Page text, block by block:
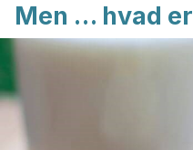
Men … hvad